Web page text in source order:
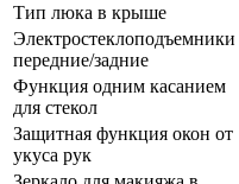
Тип люка в крыше
Электростеклоподъемники
передние/задние
Функция одним касанием
для стекол
Защитная функция окон от
укуса рук